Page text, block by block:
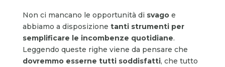
Non ci mancano le opportunità di svagoe
abbiamo a disposizione tanti strumenti per
semplificare le incombenze quotidiane.
Leggendo queste righe viene da pensare che
dovremmo esserne tutti soddisfatti, che tutto